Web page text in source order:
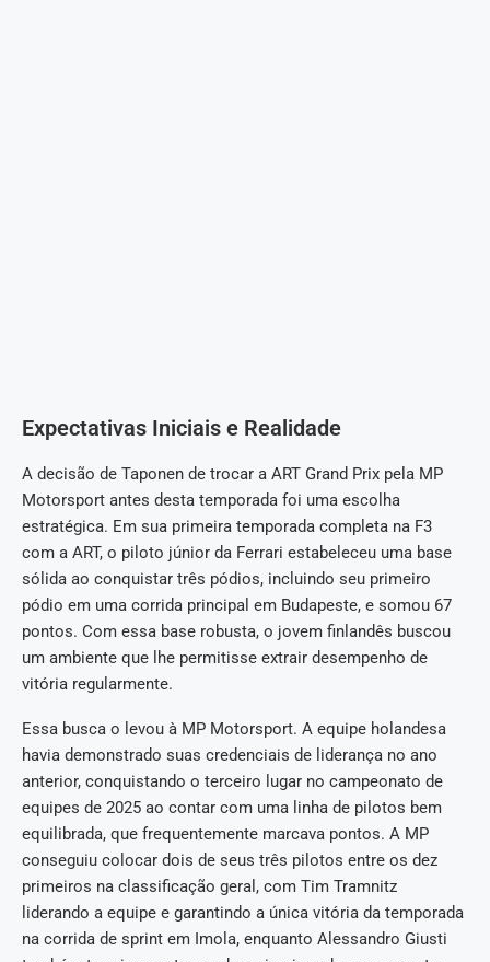
Expectativas Iniciais e Realidade
A decisão de Taponen de trocar a ART Grand Prix pela MP
Motorsport antes desta temporada foi uma escolha
estratégica. Em sua primeira temporada completa na F3
com a ART, o piloto júnior da Ferrari estabeleceu uma base
sólida ao conquistar três pódios, incluindo seu primeiro
pódio em uma corrida principal em Budapeste, e somou 67
pontos. Com essa base robusta, o jovem finlandês buscou
um ambiente que lhe permitisse extrair desempenho de
vitória regularmente.
Essa busca o levou à MP Motorsport. A equipe holandesa
havia demonstrado suas credenciais de liderança no ano
anterior, conquistando o terceiro lugar no campeonato de
equipes de 2025 ao contar com uma linha de pilotos bem
equilibrada, que frequentemente marcava pontos. A MP
conseguiu colocar dois de seus três pilotos entre os dez
primeiros na classificação geral, com Tim Tramnitz
liderando a equipe e garantindo a única vitória da temporada
na corrida de sprint em Imola, enquanto Alessandro Giusti